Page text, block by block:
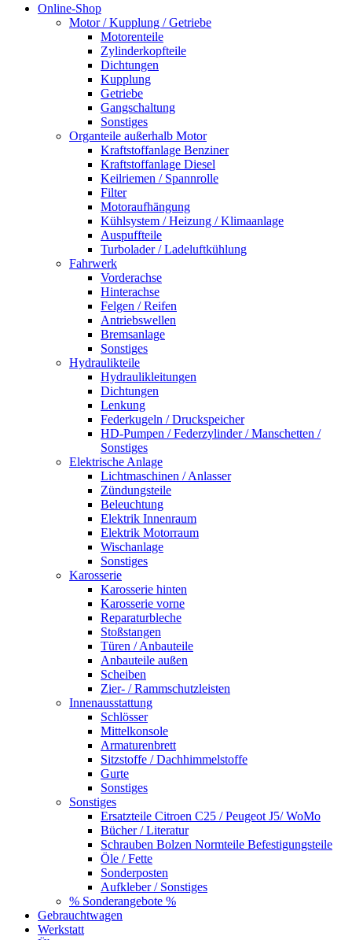
Online-Shop
Motor / Kupplung / Getriebe
Motorenteile
Zylinderkopfteile
Dichtungen
Kupplung
Getriebe
Gangschaltung
Sonstiges
Organteile außerhalb Motor
Kraftstoffanlage Benziner
Kraftstoffanlage Diesel
Keilriemen / Spannrolle
Filter
Motoraufhängung
Kühlsystem / Heizung / Klimaanlage
Auspuffteile
Turbolader / Ladeluftkühlung
Fahrwerk
Vorderachse
Hinterachse
Felgen / Reifen
Antriebswellen
Bremsanlage
Sonstiges
Hydraulikteile
Hydraulikleitungen
Dichtungen
Lenkung
Federkugeln / Druckspeicher
HD-Pumpen / Federzylinder / Manschetten /
Sonstiges
Elektrische Anlage
Lichtmaschinen / Anlasser
Zündungsteile
Beleuchtung
Elektrik Innenraum
Elektrik Motorraum
Wischanlage
Sonstiges
Karosserie
Karosserie hinten
Karosserie vorne
Reparaturbleche
Stoßstangen
Türen / Anbauteile
Anbauteile außen
Scheiben
Zier- / Rammschutzleisten
Innenausstattung
Schlösser
Mittelkonsole
Armaturenbrett
Sitzstoffe / Dachhimmelstoffe
Gurte
Sonstiges
Sonstiges
Ersatzteile Citroen C25 / Peugeot J5/ WoMo
Bücher / Literatur
Schrauben Bolzen Normteile Befestigungsteile
Öle / Fette
Sonderposten
Aufkleber / Sonstiges
% Sonderangebote %
Gebrauchtwagen
Werkstatt